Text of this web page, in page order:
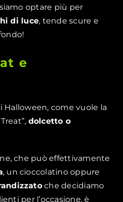
optare più per
di luce, tende scure e
e
Halloween, come vuole la
dolcetto o
che può effettivamente
, un cioccolatino oppure
che decidiamo
per l’occasione, è